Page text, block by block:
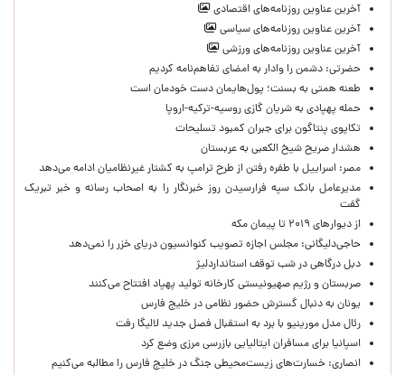
آخرین عناوین روزنامه‌های اقتصادی
آخرین عناوین روزنامه‌های سیاسی
آخرین عناوین روزنامه‌های ورزشی
حضرتی: دشمن را وادار به امضای تفاهم‌نامه کردیم
طعنه همتی به بسنت؛ پول‌هایمان دست خودمان است
حمله پهپادی به شریان گازی روسیه-ترکیه-اروپا
تکاپوی پنتاگون برای جبران کمبود تسلیحات
هشدار صریح شیخ الکعبی به عربستان
مصر: اسراییل با طفره رفتن از طرح ترامپ به کشتار غیرنظامیان ادامه می‌دهد
مدیرعامل بانک سپه فرارسیدن روز خبرنگار را به اصحاب رسانه و خبر تبریک
گفت
از دیوارهای ۲۰۱۹ تا پیمان مکه
حاجی‌دلیگانی: مجلس اجازه تصویب کنوانسیون دریای خزر را نمی‌دهد
دبل درگاهی در شب توقف استانداردلیژ
صربستان و رژیم صهیونیستی کارخانه تولید پهپاد افتتاح می‌کنند
یونان به دنبال گسترش حضور نظامی در خلیج فارس
رئال مدل مورینیو با برد به استقبال فصل جدید لالیگا رفت
اسپانیا برای مسافران ایتالیایی بازرسی مرزی وضع کرد
انصاری: خسارت‌های زیست‌محیطی جنگ در خلیج فارس را مطالبه‌ می‌کنیم